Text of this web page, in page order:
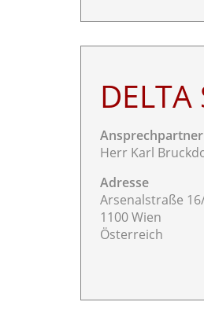
Ansprechpartner
Herr Karl
Adresse
Arsenalstraße
1100 Wien
Österreich